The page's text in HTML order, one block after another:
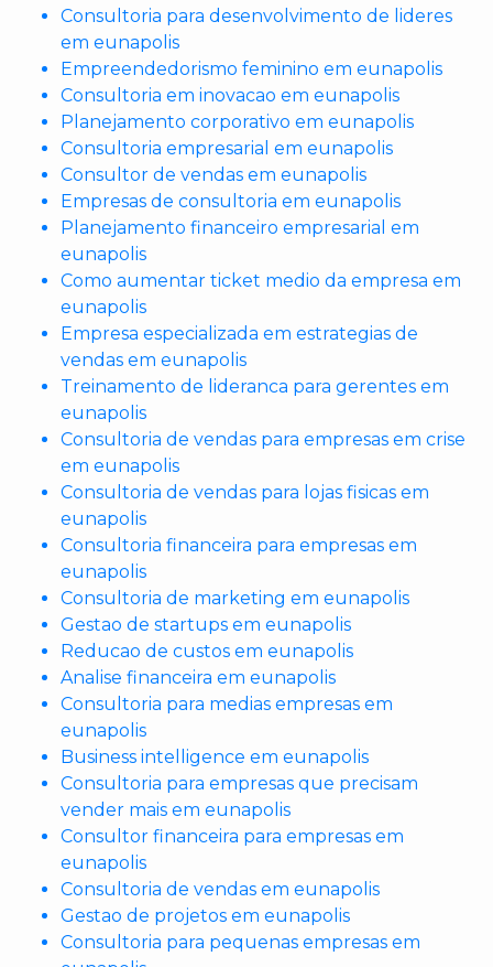
Consultoria para desenvolvimento de lideres
em eunapolis
Empreendedorismo feminino em eunapolis
Consultoria em inovacao em eunapolis
Planejamento corporativo em eunapolis
Consultoria empresarial em eunapolis
Consultor de vendas em eunapolis
Empresas de consultoria em eunapolis
Planejamento financeiro empresarial em
eunapolis
Como aumentar ticket medio da empresa em
eunapolis
Empresa especializada em estrategias de
vendas em eunapolis
Treinamento de lideranca para gerentes em
eunapolis
Consultoria de vendas para empresas em crise
em eunapolis
Consultoria de vendas para lojas fisicas em
eunapolis
Consultoria financeira para empresas em
eunapolis
Consultoria de marketing em eunapolis
Gestao de startups em eunapolis
Reducao de custos em eunapolis
Analise financeira em eunapolis
Consultoria para medias empresas em
eunapolis
Business intelligence em eunapolis
Consultoria para empresas que precisam
vender mais em eunapolis
Consultor financeira para empresas em
eunapolis
Consultoria de vendas em eunapolis
Gestao de projetos em eunapolis
Consultoria para pequenas empresas em